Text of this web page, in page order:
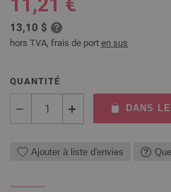
13,10 $
hors TVA, frais de port en sus
QUANTITÉ
DANS
Ajouter à liste d'envies